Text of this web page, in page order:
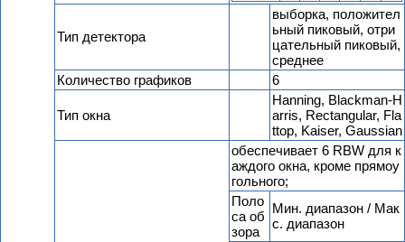
Тип детектора
выборка, положител
ьный пиковый, отри
цательный пиковый,
среднее
Количество графиков
6
Тип окна
Hanning, Blackman-H
arris, Rectangular, Fla
ttop, Kaiser, Gaussian
обеспечивает 6 RBW для к
аждого окна, кроме прямоу
гольного;
Поло
са об
зора
Мин. диапазон / Мак
с. диапазон